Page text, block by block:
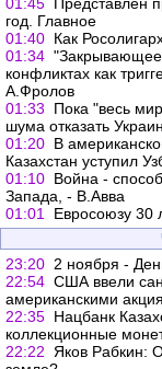
год. Главное
01:40 Как
01:34
конфликтах как
А.Фролов
01:33
Пока "весь
шума отказать
01:20 В
Казахстан уступил
01:10 Война -
Запада, - В.Авва
01:01
Евросоюзу 30
23:20 2 ноября -
22:54 США ввели
американскими
22:35 Нацбанк
коллекционные
22:22
Яков Рабкин: